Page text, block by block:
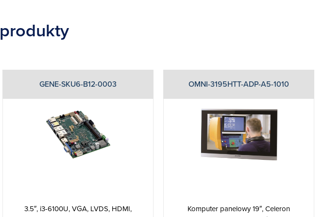
produkty
GENE-SKU6-B12-0003
3.5″, i3-6100U, VGA, LVDS, HDMI,
OMNI-3195HTT-ADP-A5-1010
Komputer panelowy 19″, Celeron